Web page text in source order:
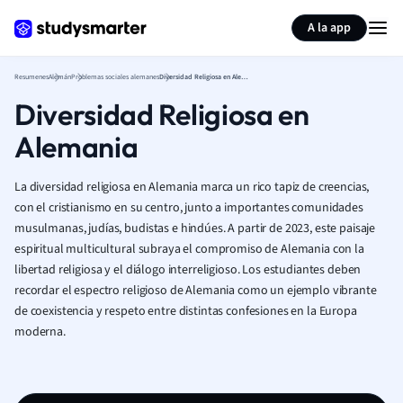
A la app
ResumenesAlemánProblemas sociales alemanes Diversidad Religiosa en Alemania
Diversidad Religiosa en
Alemania
La diversidad religiosa en Alemania marca un rico tapiz de creencias,
con el cristianismo en su centro, junto a importantes comunidades
musulmanas, judías, budistas e hindúes. A partir de 2023, este paisaje
espiritual multicultural subraya el compromiso de Alemania con la
libertad religiosa y el diálogo interreligioso. Los estudiantes deben
recordar el espectro religioso de Alemania como un ejemplo vibrante
de coexistencia y respeto entre distintas confesiones en la Europa
moderna.
Resumir página